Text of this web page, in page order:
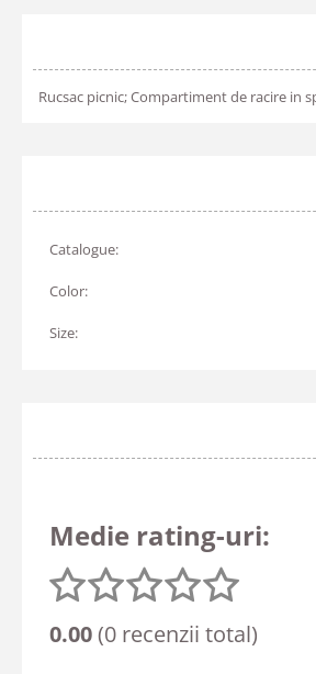
Rucsac picnic; Compartiment de racire in
Catalogue:
Color:
Size:
Medie rating-uri:
0.00(0 recenzii total)